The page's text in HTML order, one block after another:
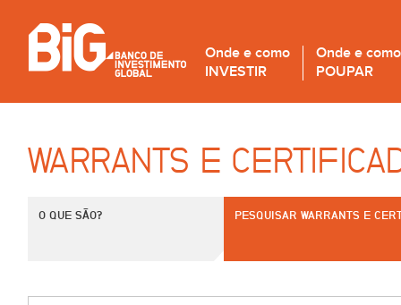
Onde e como
INVESTIR
Onde e como
POUPAR
WARRANTS E
O QUE SÃO? PESQUISAR WARRANTS E